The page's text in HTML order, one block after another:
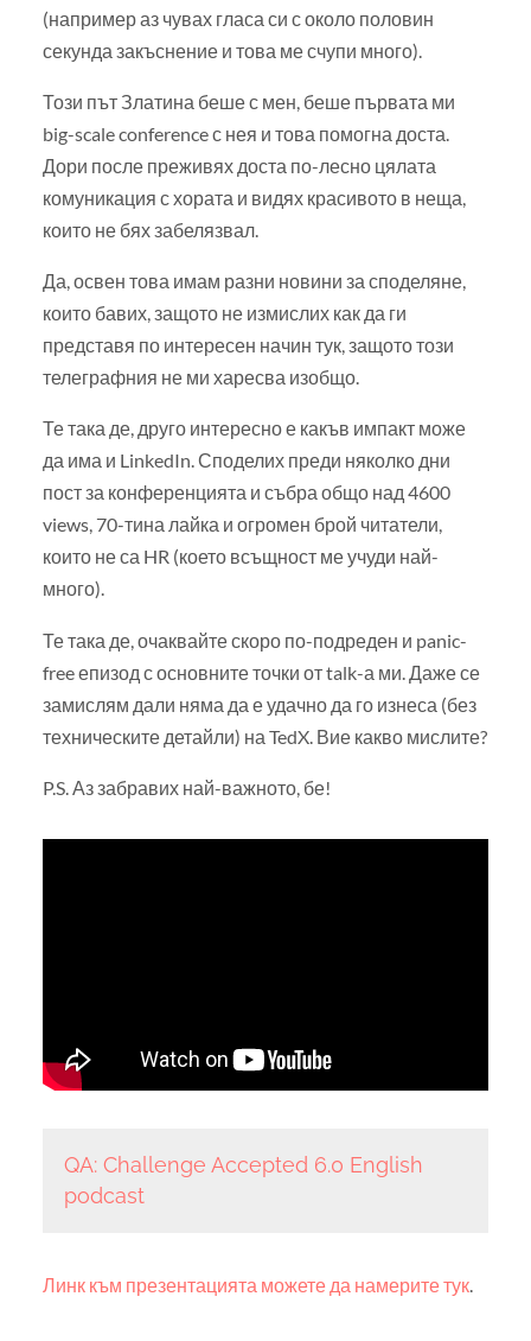
(например аз чувах гласа си с около половин
секунда закъснение и това ме счупи много).
Този път Златина беше с мен, беше първата ми
big-scale conference с нея и това помогна доста.
Дори после преживях доста по-лесно цялата
комуникация с хората и видях красивото в неща,
които не бях забелязвал.
Да, освен това имам разни новини за споделяне,
които бавих, защото не измислих как да ги
представя по интересен начин тук, защото този
телеграфния не ми харесва изобщо.
Те така де, друго интересно е какъв импакт може
да има и LinkedIn. Споделих преди няколко дни
пост за конференцията и събра общо над 4600
views, 70-тина лайка и огромен брой читатели,
които не са HR (което всъщност ме учуди най-
много).
Те така де, очаквайте скоро по-подреден и panic-
free епизод с основните точки от talk-а ми. Даже се
замислям дали няма да е удачно да го изнеса (без
техническите детайли) на TedX. Вие какво мислите?
P.S. Аз забравих най-важното, бе!
QA: Challenge Accepted 6.0 English
podcast
Линк към презентацията можете да намерите тук.